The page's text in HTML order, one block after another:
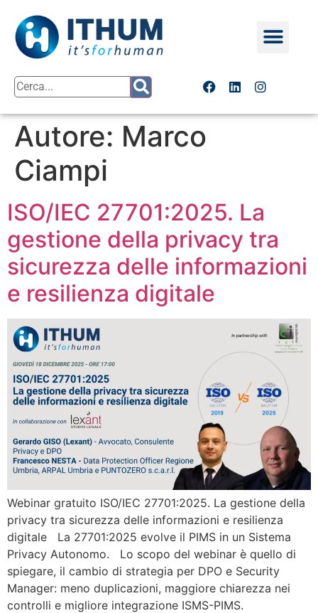
Autore: Marco
Ciampi
ISO/IEC 27701:2025. La
gestione della privacy tra
sicurezza delle informazioni
e resilienza digitale
Webinar gratuito ISO/IEC 27701:2025. La gestione della
privacy tra sicurezza delle informazioni e resilienza
digitale La 27701:2025 evolve il PIMS in un Sistema
Privacy Autonomo. Lo scopo del webinar è quello di
spiegare, il cambio di strategia per DPO e Security
Manager: meno duplicazioni, maggiore chiarezza nei
controlli e migliore integrazione ISMS-PIMS.